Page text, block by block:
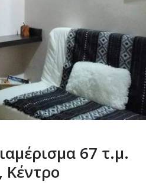
67 τ.μ.
Κέντρο